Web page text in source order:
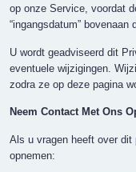
op onze Service, voordat
“ingangsdatum”
U wordt geadviseerd dit
eventuele wijzigingen.
zodra ze op deze pagina
Neem Contact Met Ons
Als u vragen heeft over
opnemen: